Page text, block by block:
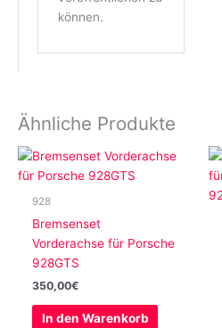
können.
Ähnliche Produkte
928
Bremsenset
Vorderachse für Porsche
928GTS
350,00€
In den Warenkorb